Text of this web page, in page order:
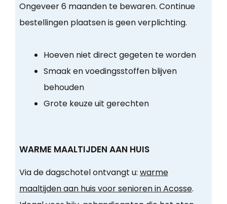
Ongeveer 6 maanden te bewaren. Continue
bestellingen plaatsen is geen verplichting.
Hoeven niet direct gegeten te worden
Smaak en voedingsstoffen blijven
behouden
Grote keuze uit gerechten
WARME MAALTIJDEN AAN HUIS
Via de dagschotel ontvangt u: warme
maaltijden aan huis voor senioren in Acosse.